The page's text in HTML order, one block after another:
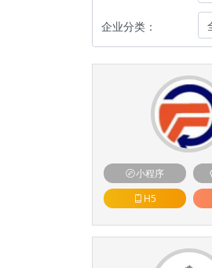
企业分类：
小程序
H5